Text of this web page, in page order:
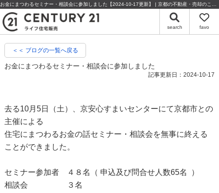
search favo
＜＜ ブログの一覧へ戻る
お金にまつわるセミナー・相談会に参加しました
記事更新日：2024-10-17
去る10月5日（土）、京安心すまいセンターにて京都市との
主催による
住宅にまつわるお金の話セミナー・相談会を無事に終える
ことができました。
セミナー参加者 ４８名（ 申込及び問合せ人数65名 ）
相談会 ３名